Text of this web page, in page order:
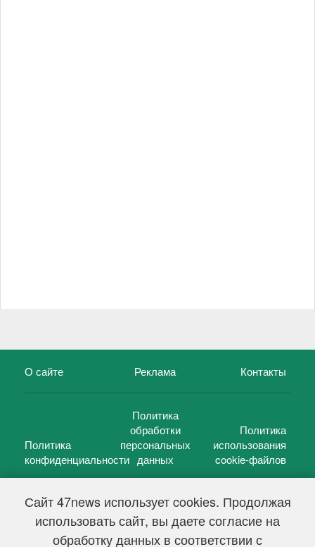
Сайт 47news использует cookies. Продолжая
использовать сайт, вы даете согласие на
обработку данных в соответствии с
О сайте Реклама Контакты
Политика
конфиденциальности
Политика
обработки
персональных
данных
Политика
использования
cookie-файлов
47 новостей (47 news)2005 — 2026 г.
Свидетельство о регистрации СМИ Эл № ФС 77-39848, выдано